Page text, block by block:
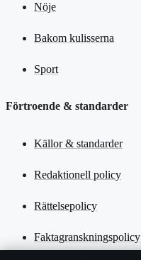
Nöje
Bakom kulisserna
Sport
Förtroende & standarder
Källor & standarder
Redaktionell policy
Rättelsepolicy
Faktagranskningspolicy